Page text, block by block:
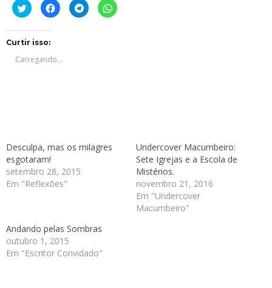
Clique
para
compartilhar
em
janela)
Clique
para
compartilhar
janela)
Clique
para
compartilhar
Clique
para
Curtir isso:
Carregando...
Desculpa, mas os milagres
esgotaram!
setembro 28, 2015
Em "Reflexões"
Undercover Macumbeiro:
Sete Igrejas e a Escola de
Mistérios.
novembro 21, 2016
Em "Undercover
Macumbeiro"
Andando pelas Sombras
outubro 1, 2015
Em "Escritor Convidado"